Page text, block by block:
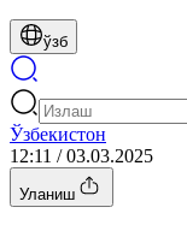
ўзб
Ўзбекистон
12:11 / 03.03.2025
Уланиш